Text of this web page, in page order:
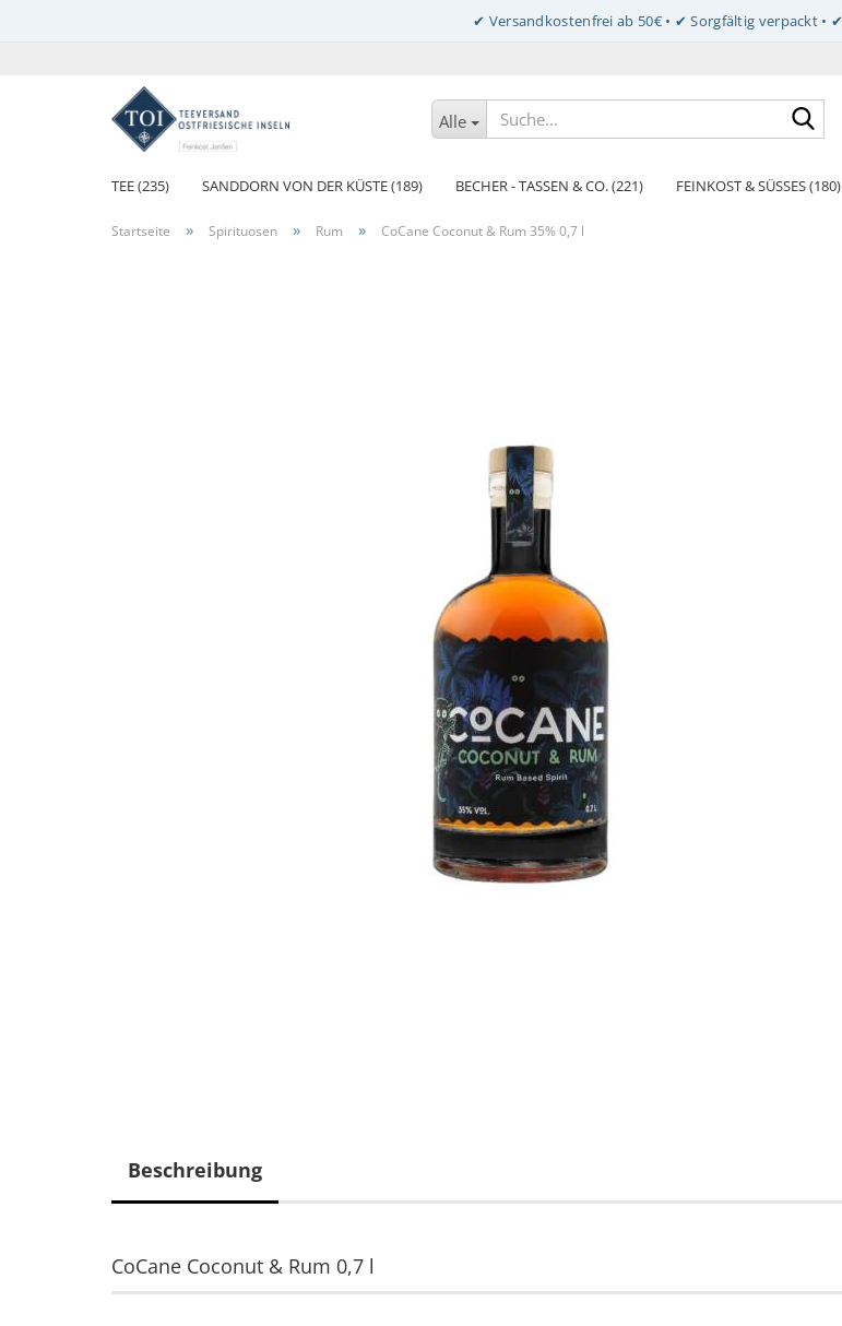
Alle
TEE (235) SANDDORN VON DER KÜSTE (189) BECHER - TASSEN & CO. (221) FEINKOST & SÜSSES (180)
Startseite » Spirituosen » Rum » CoCane Coconut & Rum 35% 0,7 l
Beschreibung
CoCane Coconut & Rum 0,7 l